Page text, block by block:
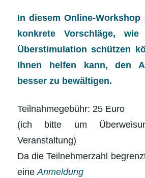
In diesem Online-Workshop
konkrete Vorschläge,
Überstimulation schützen
Ihnen helfen kann, den
besser zu bewältigen.
Teilnahmegebühr: 25 Euro
(ich bitte um
Veranstaltung)
Da die Teilnehmerzahl
eineAnmeldung